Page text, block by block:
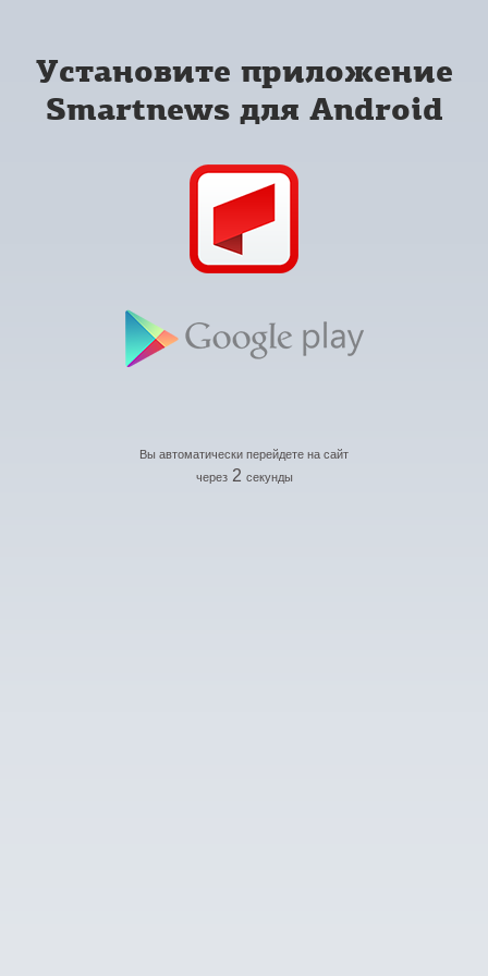
Установите приложение
Smartnews для Android
Вы автоматически перейдете на сайт
через 2 секунды